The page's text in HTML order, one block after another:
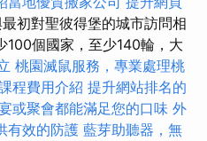
初對聖彼得堡的城市訪問相
100個國家，至少140輪，大
桃園滅鼠服務，專業處理桃
程費用介紹 提升網站排名的
或聚會都能滿足您的口味 外
有效的防護 藍芽助聽器，無